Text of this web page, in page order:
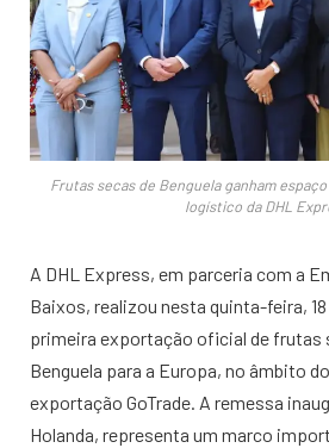
Frutas secas de Benguela ganham
logístico da DHL
A DHL Express, em parceria com a
Baixos, realizou nesta quinta-feira,
primeira exportação oficial de frutas
Benguela para a Europa, no âmbito
exportação GoTrade. A remessa
Holanda, representa um marco